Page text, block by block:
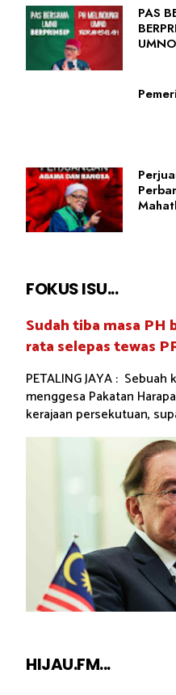
PAS
FOKUS ISU...
Sudah tiba masa PH
rata selepas tewas
PETALING JAYA :
menggesa Pakatan
kerajaan persekutuan,
HIJAU.FM...